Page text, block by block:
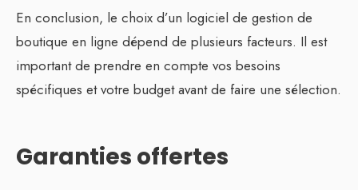
En conclusion, le choix d’un logiciel de gestion de
boutique en ligne dépend de plusieurs facteurs. Il est
important de prendre en compte vos besoins
spécifiques et votre budget avant de faire une sélection.
Garanties offertes